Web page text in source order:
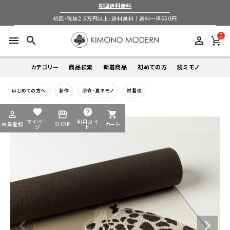
初回送料無料
初回・税抜2.5万円以上、送料無料｜送料一律550円
menu search perm_identity 0
カテゴリー
着物
帯
襦袢
小物
商品検索
キーワードから探す
search
5-9月 夏季以外通年 冬
カテゴリーから探す
着物 帯 羽織 襦袢 小物
新着商品 初めての方 読ミモノ
はじめての方へ 新作 浴衣・夏キモノ 試着便
perm_identity
会員登録
favorite
マイペー
ジ
storefront
SHOP
help
利用ガイ
ド
shopping_cart
カート
会員登録
ようこそ ゲスト 様